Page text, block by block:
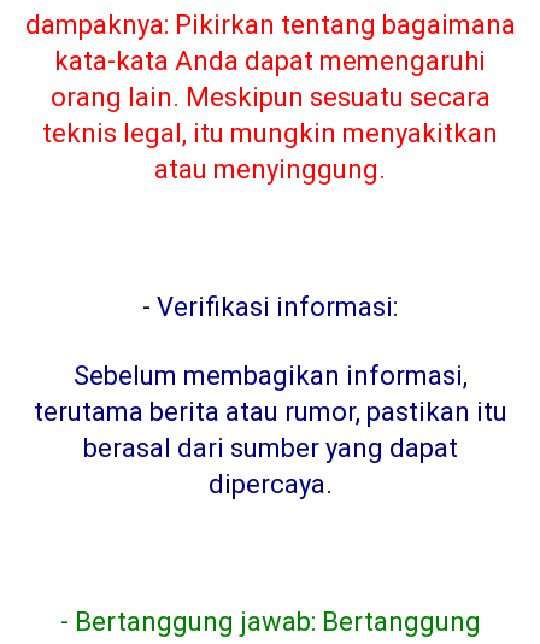
dampaknya: Pikirkan tentang bagaimana
kata-kata Anda dapat memengaruhi
orang lain. Meskipun sesuatu secara
teknis legal, itu mungkin menyakitkan
atau menyinggung.
- Verifikasi informasi:
Sebelum membagikan informasi,
terutama berita atau rumor, pastikan itu
berasal dari sumber yang dapat
dipercaya.
- Bertanggung jawab: Bertanggung